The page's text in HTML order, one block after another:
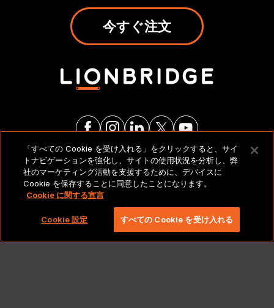
今すぐ注文
法的通知とポリシー
Copyright 2026 Lionbridge Technologies、LLC. All
rights reserved。
「すべての Cookie を受け入れる」をクリックすると、サイ
トナビゲーションを強化し、サイトの使用状況を分析し、弊
社のマーケティング活動を支援するために、デバイスに
Cookie を保存することに同意したことになります。
Cookie に関する宣言
Cookie 設定 すべての Cookie を受け入れる